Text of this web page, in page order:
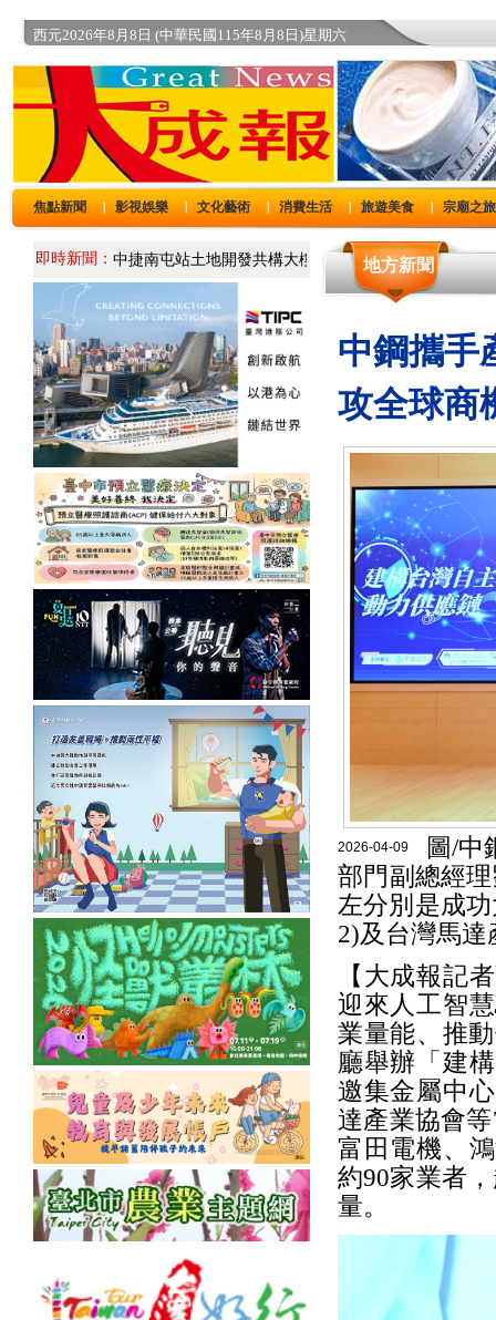
西元2026年8月8日 (中華民國115年8月8日)星期六
焦點新聞 影視娛樂 文化藝術 消費生活 旅遊美食 宗廟之旅
即時新聞： 地方新聞
中鋼攜手
攻全球商
2026-04-09
圖/中
部門副總經
左分別是成
2)及台灣馬
【大成報記
迎來人工智
業量能、推
廳舉辦「建
邀集金屬中
達產業協會
富田電機、
約90家業者
量。